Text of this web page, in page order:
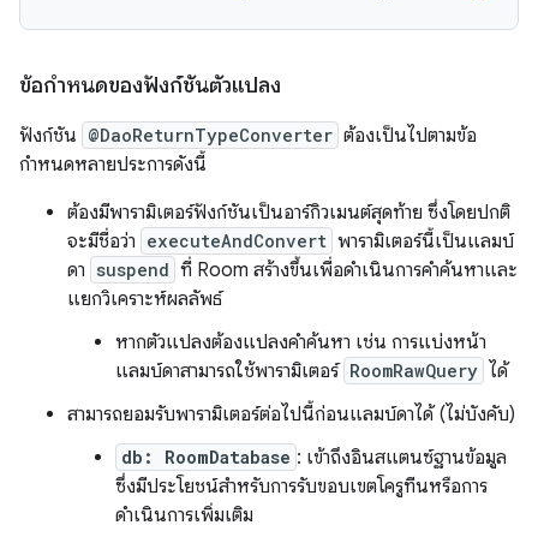
ข้อกำหนดของฟังก์ชันตัวแปลง
ฟังก์ชัน @DaoReturnTypeConverter ต้องเป็นไปตามข้อ
กำหนดหลายประการดังนี้
ต้องมีพารามิเตอร์ฟังก์ชันเป็นอาร์กิวเมนต์สุดท้าย ซึ่งโดยปกติ
จะมีชื่อว่า executeAndConvert พารามิเตอร์นี้เป็นแลมบ์
ดา suspend ที่ Room สร้างขึ้นเพื่อดำเนินการคำค้นหาและ
แยกวิเคราะห์ผลลัพธ์
หากตัวแปลงต้องแปลงคำค้นหา เช่น การแบ่งหน้า
แลมบ์ดาสามารถใช้พารามิเตอร์ RoomRawQuery ได้
สามารถยอมรับพารามิเตอร์ต่อไปนี้ก่อนแลมบ์ดาได้ (ไม่บังคับ)
db: RoomDatabase : เข้าถึงอินสแตนซ์ฐานข้อมูล
ซึ่งมีประโยชน์สำหรับการรับขอบเขตโครูทีนหรือการ
ดำเนินการเพิ่มเติม